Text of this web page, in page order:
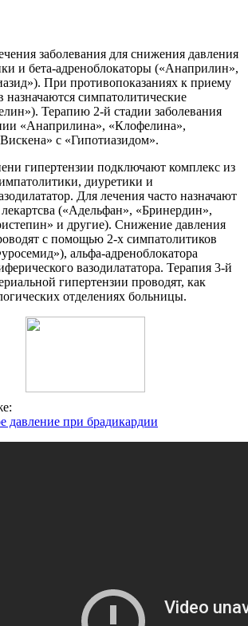
заболевания для снижения давления
и бета-адреноблокаторы («Анаприлин»,
При противопоказаниях к приему
назначаются симпатолитические
Терапию 2-й стадии заболевания
«Анаприлина», «Клофелина»,
с «Гипотиазидом».
гипертензии подключают комплекс из
диуретики и
Для лечения часто назначают
(«Адельфан», «Бринердин»,
и другие). Снижение давления
с помощью 2-х симпатолитиков
альфа-адреноблокатора
вазодилататора. Терапия 3-й
гипертензии проводят, как
отделениях больницы.
давление при брадикардии